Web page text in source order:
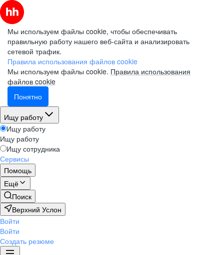
Мы используем файлы cookie, чтобы обеспечивать
правильную работу нашего веб-сайта и анализировать
сетевой трафик.
Правила использования файлов cookie
Мы используем файлы cookie. Правила использования
файлов cookie
Понятно
Ищу работу
Ищу работу
Ищу работу
Ищу сотрудника
Сервисы
Помощь
Ещё
Поиск
Верхний Услон
Войти
Войти
Создать резюме